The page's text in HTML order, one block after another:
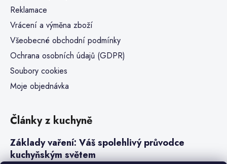
Reklamace
Vrácení a výměna zboží
Všeobecné obchodní podmínky
Ochrana osobních údajů (GDPR)
Soubory cookies
Moje objednávka
Články z kuchyně
Základy vaření: Váš spolehlivý průvodce
kuchyňským světem